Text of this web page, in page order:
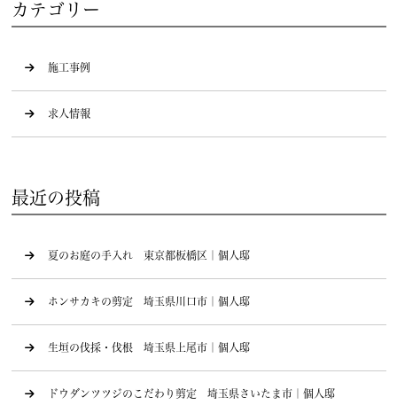
カテゴリー
施工事例
求人情報
最近の投稿
夏のお庭の手入れ 東京都板橋区｜個人邸
ホンサカキの剪定 埼玉県川口市｜個人邸
生垣の伐採・伐根 埼玉県上尾市｜個人邸
ドウダンツツジのこだわり剪定 埼玉県さいたま市｜個人邸